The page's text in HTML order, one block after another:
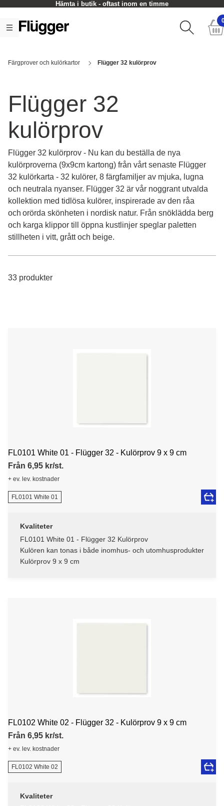
Hämta i butik - oftast inom en timme
Färgprover och kulörkartor Flügger 32 kulörprov
Flügger 32
kulörprov
Flügger 32 kulörprov - Nu kan du beställa de nya
kulörproverna (9x9cm kartong) från vårt senaste Flügger
32 kulörkarta - 32 kulörer, 8 färgfamiljer av mjuka, lugna
och neutrala nyanser. Flügger 32 är vår noggrant utvalda
kollektion med tidlösa kulörer, inspirerade av den råa
och orörda skönheten i nordisk natur. Från snöklädda berg
och karga klippor till öppna kustlinjer speglar paletten
stillheten i vitt, grått och beige.
33 produkter
FL0101 White 01 - Flügger 32 - Kulörprov 9 x 9 cm
Från 6,95 kr/st.
+ ev. lev. kostnader
FL0101 White 01
Kvaliteter
FL0101 White 01 - Flügger 32 Kulörprov
Kulören kan tonas i både inomhus- och utomhusprodukter
Kulörprov 9 x 9 cm
FL0102 White 02 - Flügger 32 - Kulörprov 9 x 9 cm
Från 6,95 kr/st.
+ ev. lev. kostnader
FL0102 White 02
Kvaliteter